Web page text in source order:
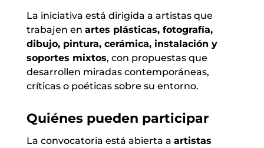
La iniciativa está dirigida a artistas que
trabajen en artes plásticas, fotografía,
dibujo, pintura, cerámica, instalación y
soportes mixtos, con propuestas que
desarrollen miradas contemporáneas,
críticas o poéticas sobre su entorno.
Quiénes pueden participar
La convocatoria está abierta a artistas